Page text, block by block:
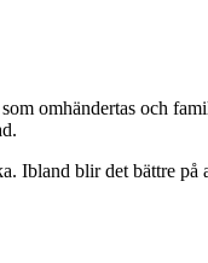
omhändertas och
Ibland blir det bättre